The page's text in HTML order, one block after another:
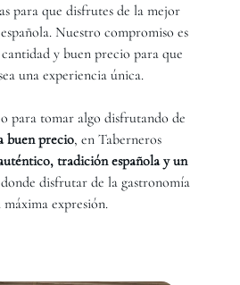
para que disfrutes de la mejor
Nuestro compromiso es
y buen precio para que
una experiencia única.
para tomar algo disfrutando de
buen precio, en Taberneros
tradición española y un
donde disfrutar de la gastronomía
máxima expresión.